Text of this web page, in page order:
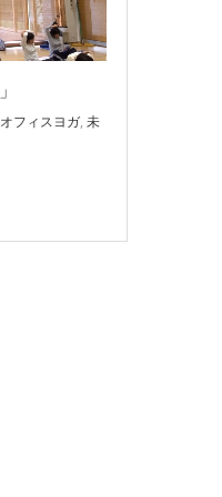
フィスヨガ, 未